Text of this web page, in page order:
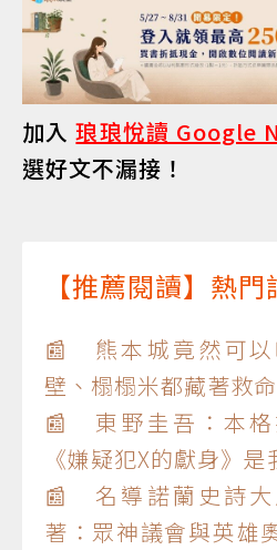
加入琅琅悅讀 Google
選好文不漏接！
【推薦閱讀】熱
📰 熊本城竟然可以
壁、榻榻米都藏著救
📰 東野圭吾：本格
《嫌疑犯X的獻身》是
📰 名導諾蘭史詩大
著：眾神議會與英雄